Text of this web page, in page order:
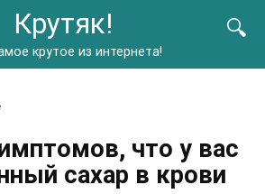
Крутяк!
крутое из интернета!
что у вас
сахар в крови